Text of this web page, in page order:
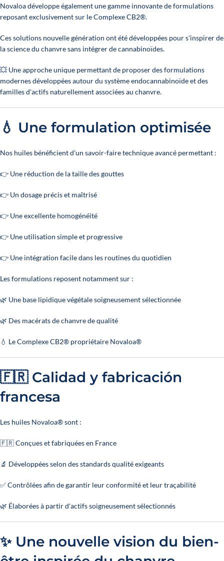
Novaloa développe également une gamme innovante de formulations
reposant exclusivement sur le Complexe CB2®.
Ces solutions nouvelle génération ont été développées pour s'inspirer de
la science du chanvre sans intégrer de cannabinoïdes.
💥 Une approche unique permettant de proposer des formulations
modernes développées autour du système endocannabinoïde et des
familles d'actifs naturellement associées au chanvre.
💧 Une formulation optimisée
Nos huiles bénéficient d'un savoir-faire technique avancé permettant :
👉 Une réduction de la taille des gouttes
👉 Un dosage précis et maîtrisé
👉 Une excellente homogénéité
👉 Une utilisation simple et progressive
👉 Une intégration facile dans les routines du quotidien
Les formulations reposent notamment sur :
🌿 Une base lipidique végétale soigneusement sélectionnée
🌿 Des macérats de chanvre de qualité
💧 Le Complexe CB2® propriétaire Novaloa®
🇫🇷 Calidad y fabricación
francesa
Les huiles Novaloa® sont :
🇫🇷 Conçues et fabriquées en France
🔬 Développées selon des standards qualité exigeants
✅ Contrôlées afin de garantir leur conformité et leur traçabilité
🌿 Élaborées à partir d'actifs soigneusement sélectionnés
✨ Une nouvelle vision du bien-